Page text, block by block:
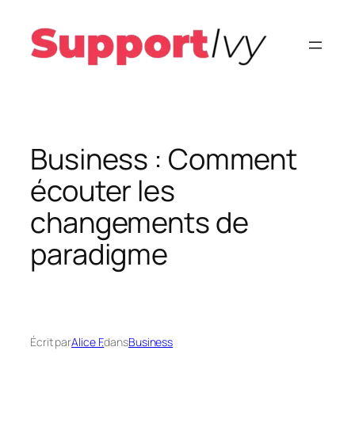
contenu
Business : Comment
écouter les
changements de
paradigme
Écrit parAlice F.dansBusiness